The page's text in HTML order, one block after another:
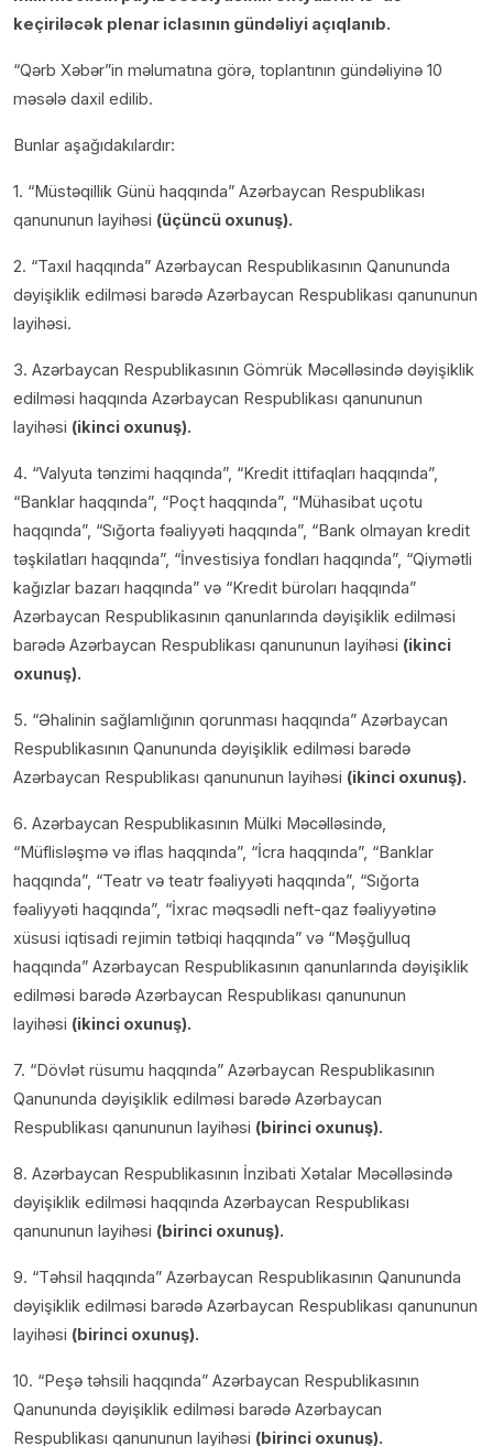
keçiriləcək plenar iclasının gündəliyi açıqlanıb.
“Qərb Xəbər”in məlumatına görə, toplantının gündəliyinə 10
məsələ daxil edilib.
Bunlar aşağıdakılardır:
1. “Müstəqillik Günü haqqında” Azərbaycan Respublikası
qanununun layihəsi (üçüncü oxunuş).
2. “Taxıl haqqında” Azərbaycan Respublikasının Qanununda
dəyişiklik edilməsi barədə Azərbaycan Respublikası qanununun
layihəsi.
3. Azərbaycan Respublikasının Gömrük Məcəlləsində dəyişiklik
edilməsi haqqında Azərbaycan Respublikası qanununun
layihəsi (ikinci oxunuş).
4. “Valyuta tənzimi haqqında”, “Kredit ittifaqları haqqında”,
“Banklar haqqında”, “Poçt haqqında”, “Mühasibat uçotu
haqqında”, “Sığorta fəaliyyəti haqqında”, “Bank olmayan kredit
təşkilatları haqqında”, “İnvestisiya fondları haqqında”, “Qiymətli
kağızlar bazarı haqqında” və “Kredit büroları haqqında”
Azərbaycan Respublikasının qanunlarında dəyişiklik edilməsi
barədə Azərbaycan Respublikası qanununun layihəsi (ikinci
oxunuş).
5. “Əhalinin sağlamlığının qorunması haqqında” Azərbaycan
Respublikasının Qanununda dəyişiklik edilməsi barədə
Azərbaycan Respublikası qanununun layihəsi (ikinci oxunuş).
6. Azərbaycan Respublikasının Mülki Məcəlləsində,
“Müflisləşmə və iflas haqqında”, “İcra haqqında”, “Banklar
haqqında”, “Teatr və teatr fəaliyyəti haqqında”, “Sığorta
fəaliyyəti haqqında”, “İxrac məqsədli neft-qaz fəaliyyətinə
xüsusi iqtisadi rejimin tətbiqi haqqında” və “Məşğulluq
haqqında” Azərbaycan Respublikasının qanunlarında dəyişiklik
edilməsi barədə Azərbaycan Respublikası qanununun
layihəsi (ikinci oxunuş).
7. “Dövlət rüsumu haqqında” Azərbaycan Respublikasının
Qanununda dəyişiklik edilməsi barədə Azərbaycan
Respublikası qanununun layihəsi (birinci oxunuş).
8. Azərbaycan Respublikasının İnzibati Xətalar Məcəlləsində
dəyişiklik edilməsi haqqında Azərbaycan Respublikası
qanununun layihəsi (birinci oxunuş).
9. “Təhsil haqqında” Azərbaycan Respublikasının Qanununda
dəyişiklik edilməsi barədə Azərbaycan Respublikası qanununun
layihəsi (birinci oxunuş).
10. “Peşə təhsili haqqında” Azərbaycan Respublikasının
Qanununda dəyişiklik edilməsi barədə Azərbaycan
Respublikası qanununun layihəsi (birinci oxunuş).